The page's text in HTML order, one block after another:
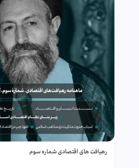
رهیافت های اقتصادی شماره سوم